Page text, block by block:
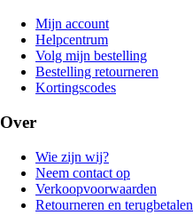
Mijn account
Helpcentrum
Volg mijn bestelling
Bestelling retourneren
Kortingscodes
Over
Wie zijn wij?
Neem contact op
Verkoopvoorwaarden
Retourneren en terugbetalen